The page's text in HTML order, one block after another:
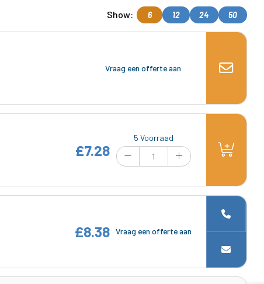
Show: 6 12 24 50
Vraag een offerte aan
5 Voorraad
£7.28
Vraag een offerte aan
£8.38